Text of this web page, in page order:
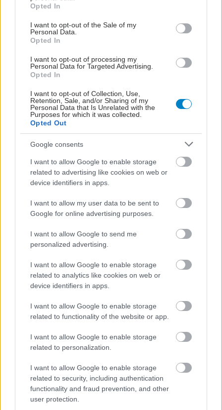
use your data for below specified purposes in below Google
consent section.
Opted In
I want to opt-out of the Sale of my
Personal Data.
Opted In
I want to opt-out of processing my
Personal Data for Targeted Advertising.
Opted In
I want to opt-out of Collection, Use,
Retention, Sale, and/or Sharing of my
Personal Data that Is Unrelated with the
Purposes for which it was collected.
Opted Out
Google consents
I want to allow Google to enable storage
related to advertising like cookies on web or
device identifiers in apps.
I want to allow my user data to be sent to
Google for online advertising purposes.
I want to allow Google to send me
personalized advertising.
I want to allow Google to enable storage
related to analytics like cookies on web or
device identifiers in apps.
I want to allow Google to enable storage
related to functionality of the website or app.
I want to allow Google to enable storage
related to personalization.
I want to allow Google to enable storage
related to security, including authentication
functionality and fraud prevention, and other
user protection.